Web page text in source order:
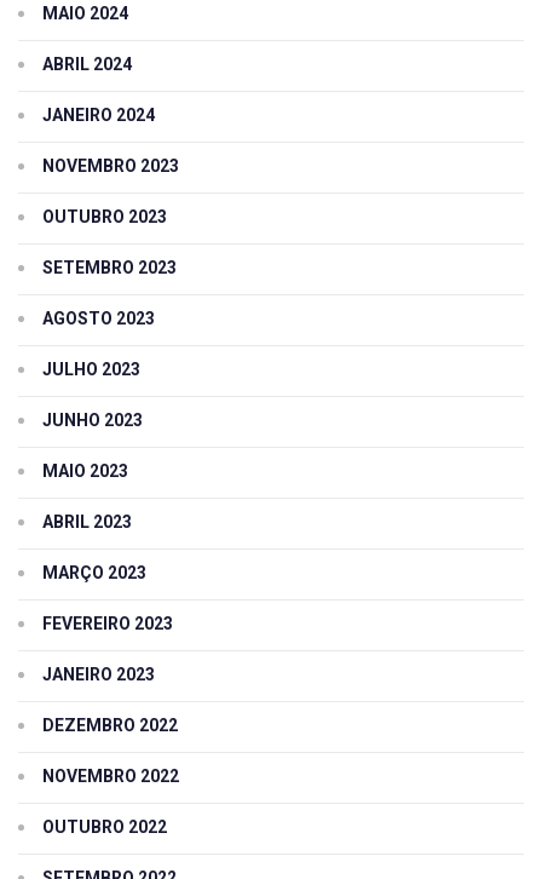
MAIO 2024
ABRIL 2024
JANEIRO 2024
NOVEMBRO 2023
OUTUBRO 2023
SETEMBRO 2023
AGOSTO 2023
JULHO 2023
JUNHO 2023
MAIO 2023
ABRIL 2023
MARÇO 2023
FEVEREIRO 2023
JANEIRO 2023
DEZEMBRO 2022
NOVEMBRO 2022
OUTUBRO 2022